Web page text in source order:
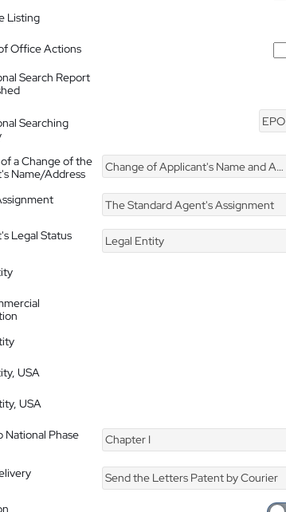
Listing
Office Actions
Search Report
Searching
EPO
a Change of the
Name/Address
Change of Applicant's Name and Address
The Standard Agent's Assignment
Legal Status
Legal Entity
USA
USA
National Phase
Chapter I
Send the Letters Patent by Courier